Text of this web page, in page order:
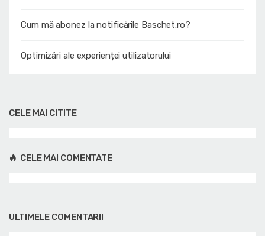
Cum mă abonez la notificările Baschet.ro?
Optimizări ale experienței utilizatorului
CELE MAI CITITE
CELE MAI COMENTATE
ULTIMELE COMENTARII